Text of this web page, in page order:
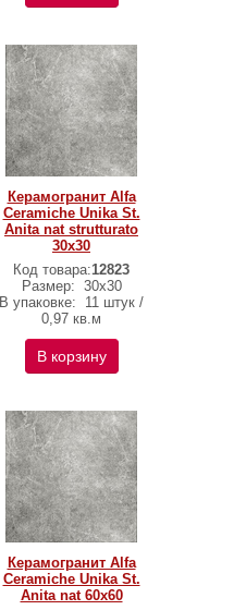
Керамогранит Alfa
Ceramiche Unika St.
Anita nat strutturato
30х30
Код товара:12823
Размер: 30х30
В упаковке:
11 штук /
0,97 кв.м
В корзину
Керамогранит Alfa
Ceramiche Unika St.
Anita nat 60х60